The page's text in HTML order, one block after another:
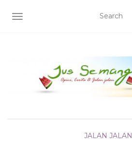
TOGGLE NAVIGATION
JALAN JALAN